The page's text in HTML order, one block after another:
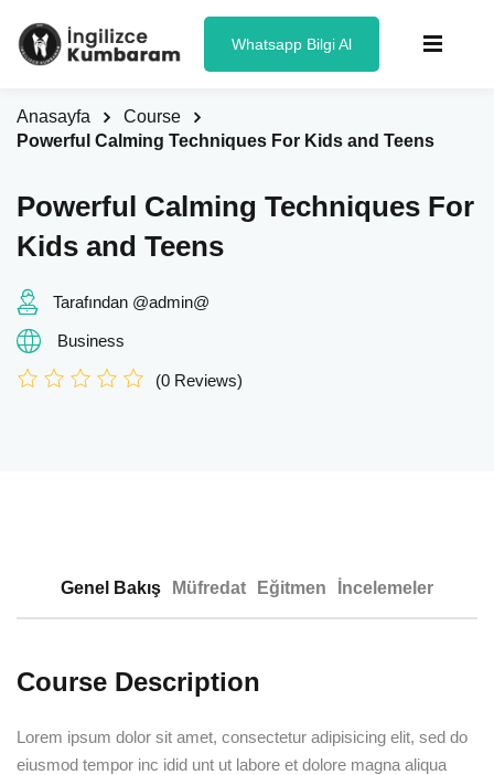
Whatsapp Bilgi Al
Anasayfa
Course
Powerful Calming Techniques For Kids and Teens
Powerful Calming Techniques For
Kids and Teens
Tarafından @admin@
Business
(0 Reviews)
Genel Bakış Müfredat Eğitmen İncelemeler
Course Description
Lorem ipsum dolor sit amet, consectetur adipisicing elit, sed do
eiusmod tempor inc idid unt ut labore et dolore magna aliqua